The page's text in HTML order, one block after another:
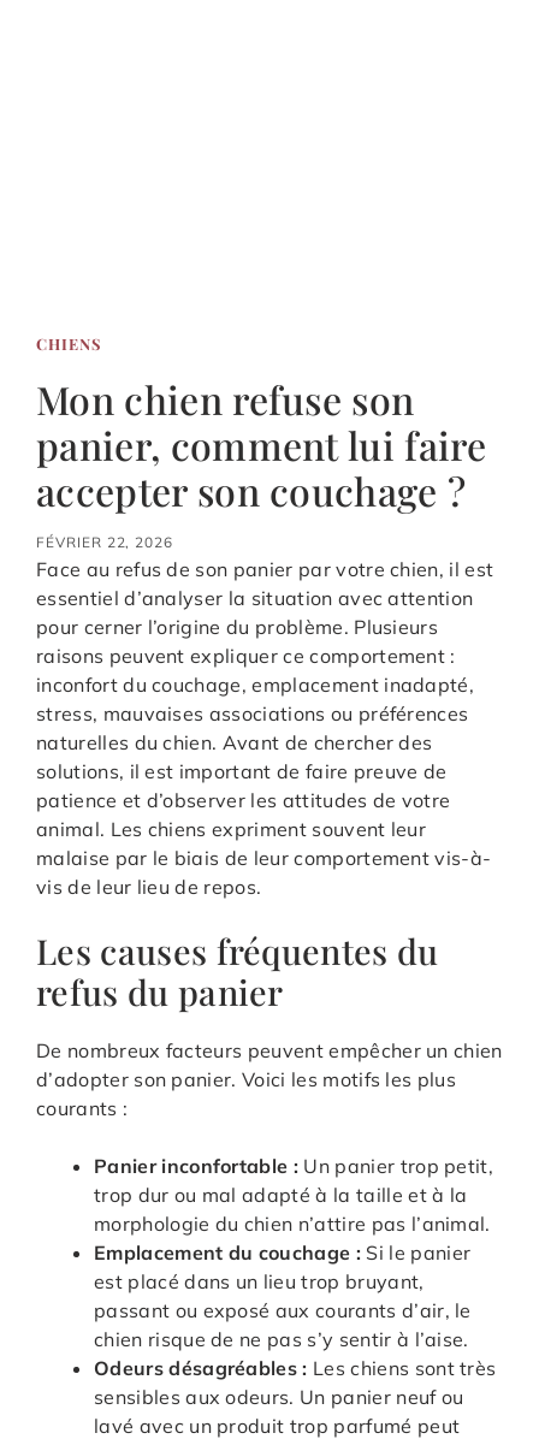
CHIENS
Mon chien refuse son
panier, comment lui faire
accepter son couchage ?
FÉVRIER 22, 2026
Face au refus de son panier par votre chien, il est
essentiel d’analyser la situation avec attention
pour cerner l’origine du problème. Plusieurs
raisons peuvent expliquer ce comportement :
inconfort du couchage, emplacement inadapté,
stress, mauvaises associations ou préférences
naturelles du chien. Avant de chercher des
solutions, il est important de faire preuve de
patience et d’observer les attitudes de votre
animal. Les chiens expriment souvent leur
malaise par le biais de leur comportement vis-à-
vis de leur lieu de repos.
Les causes fréquentes du
refus du panier
De nombreux facteurs peuvent empêcher un chien
d’adopter son panier. Voici les motifs les plus
courants :
Panier inconfortable : Un panier trop petit,
trop dur ou mal adapté à la taille et à la
morphologie du chien n’attire pas l’animal.
Emplacement du couchage : Si le panier
est placé dans un lieu trop bruyant,
passant ou exposé aux courants d’air, le
chien risque de ne pas s’y sentir à l’aise.
Odeurs désagréables : Les chiens sont très
sensibles aux odeurs. Un panier neuf ou
lavé avec un produit trop parfumé peut